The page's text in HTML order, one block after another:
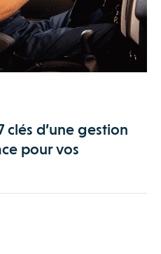
d’une gestion
pour vos